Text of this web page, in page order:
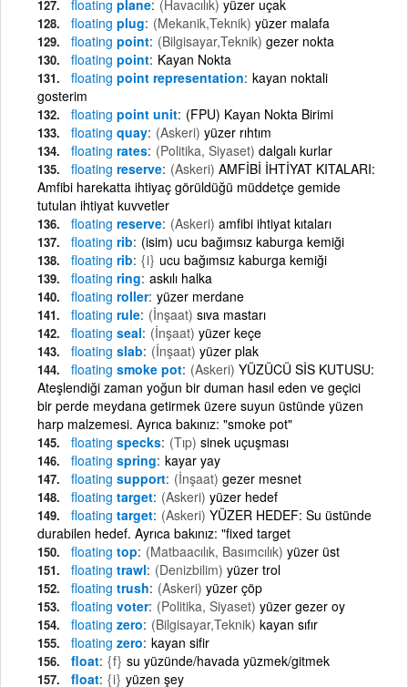
floating plane (Havacılık) yüzer uçak
floating plug (Mekanik,Teknik) yüzer malafa
floating point (Bilgisayar,Teknik) gezer nokta
floating point Kayan Nokta
floating point representation kayan noktali
gosterim
floating point unit (FPU) Kayan Nokta Birimi
floating quay (Askeri) yüzer rıhtım
floating rates (Politika, Siyaset) dalgalı kurlar
floating reserve (Askeri) AMFİBİ İHTİYAT KITALARI:
Amfibi harekatta ihtiyaç görüldüğü müddetçe gemide
tutulan ihtiyat kuvvetler
floating reserve (Askeri) amfibi ihtiyat kıtaları
floating rib (isim) ucu bağımsız kaburga kemiği
floating rib {i} ucu bağımsız kaburga kemiği
floating ring askılı halka
floating roller yüzer merdane
floating rule (İnşaat) sıva mastarı
floating seal (İnşaat) yüzer keçe
floating slab (İnşaat) yüzer plak
floating smoke pot (Askeri) YÜZÜCÜ SİS KUTUSU:
Ateşlendiği zaman yoğun bir duman hasıl eden ve geçici
bir perde meydana getirmek üzere suyun üstünde yüzen
harp malzemesi. Ayrıca bakınız: "smoke pot"
floating specks (Tıp) sinek uçuşması
floating spring kayar yay
floating support (İnşaat) gezer mesnet
floating target (Askeri) yüzer hedef
floating target (Askeri) YÜZER HEDEF: Su üstünde
durabilen hedef. Ayrıca bakınız: "fixed target
floating top (Matbaacılık, Basımcılık) yüzer üst
floating trawl (Denizbilim) yüzer trol
floating trush (Askeri) yüzer çöp
floating voter (Politika, Siyaset) yüzer gezer oy
floating zero (Bilgisayar,Teknik) kayan sıfır
floating zero kayan sifir
float {f} su yüzünde/havada yüzmek/gitmek
float {i} yüzen şey